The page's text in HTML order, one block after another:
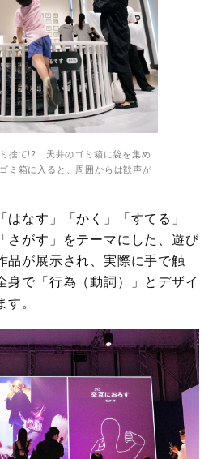
捨て!? 天井のゴミ箱に袋を集め
ミ箱に入ると、周囲からは歓声が
なす」「かく」「すてる」
さがす」をテーマにした、遊び
品が展示され、実際に手で触
身で「行為（動詞）」とデザイ
。